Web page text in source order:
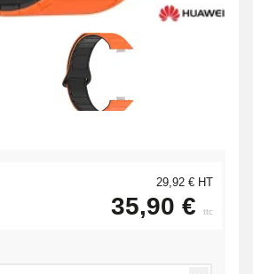
29,92 € HT
35,90 € ttc